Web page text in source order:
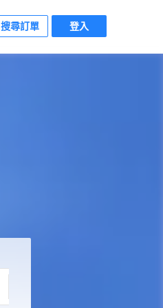
搜尋訂單 登入